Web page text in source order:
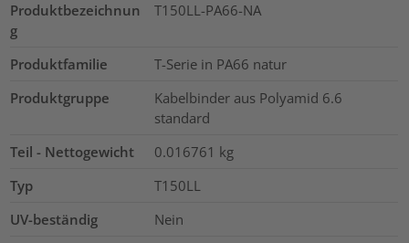
Produktbezeichnun
g
T150LL-PA66-NA
Produktfamilie
T-Serie in PA66 natur
Produktgruppe
Kabelbinder aus Polyamid 6.6
standard
Teil - Nettogewicht
0.016761 kg
Typ
T150LL
UV-beständig
Nein